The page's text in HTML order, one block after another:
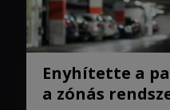
Enyhítette a
a zónás